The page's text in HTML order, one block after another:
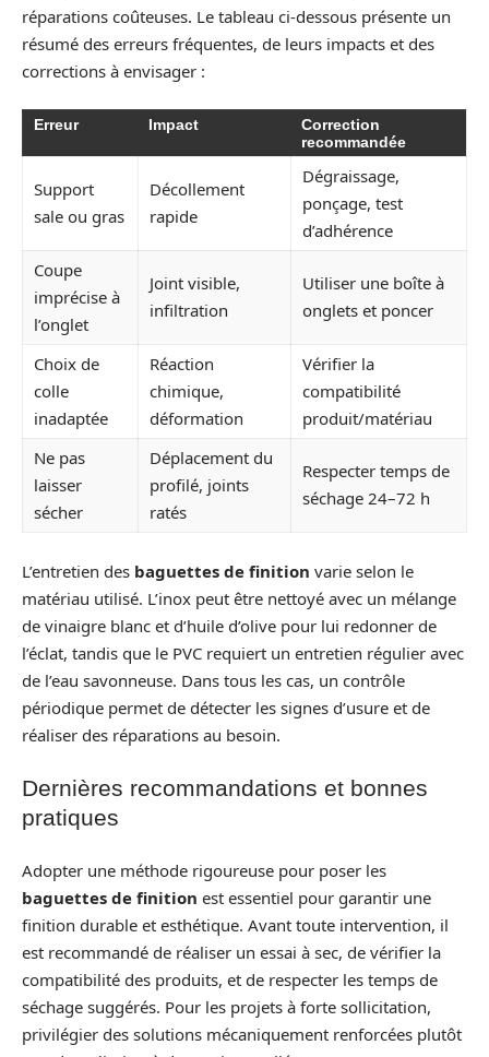
réparations coûteuses. Le tableau ci-dessous présente un
résumé des erreurs fréquentes, de leurs impacts et des
corrections à envisager :
Erreur Impact
Correction
recommandée
Support
sale ou gras
Décollement
rapide
Dégraissage,
ponçage, test
d’adhérence
Coupe
imprécise à
l’onglet
Joint visible,
infiltration
Utiliser une boîte à
onglets et poncer
Choix de
colle
inadaptée
Réaction
chimique,
déformation
Vérifier la
compatibilité
produit/matériau
Ne pas
laisser
sécher
Déplacement du
profilé, joints
ratés
Respecter temps de
séchage 24–72 h
L’entretien des baguettes de finition varie selon le
matériau utilisé. L’inox peut être nettoyé avec un mélange
de vinaigre blanc et d’huile d’olive pour lui redonner de
l’éclat, tandis que le PVC requiert un entretien régulier avec
de l’eau savonneuse. Dans tous les cas, un contrôle
périodique permet de détecter les signes d’usure et de
réaliser des réparations au besoin.
Dernières recommandations et bonnes
pratiques
Adopter une méthode rigoureuse pour poser les
baguettes de finition est essentiel pour garantir une
finition durable et esthétique. Avant toute intervention, il
est recommandé de réaliser un essai à sec, de vérifier la
compatibilité des produits, et de respecter les temps de
séchage suggérés. Pour les projets à forte sollicitation,
privilégier des solutions mécaniquement renforcées plutôt